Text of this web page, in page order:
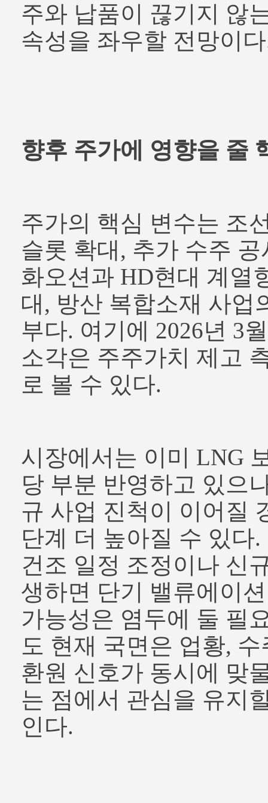
주와 납품이 끊기지 않
속성을 좌우할 전망이
향후 주가에 영향을 줄
주가의 핵심 변수는 조
슬롯 확대, 추가 수주
화오션과 HD현대 계열
대, 방산 복합소재 사업
부다. 여기에 2026년 3
소각은 주주가치 제고
로 볼 수 있다.
시장에서는 이미 LNG
당 부분 반영하고 있으
규 사업 진척이 이어질
단계 더 높아질 수 있다
건조 일정 조정이나 신
생하면 단기 밸류에이
가능성은 염두에 둘 필
도 현재 국면은 업황,
환원 신호가 동시에 맞
는 점에서 관심을 유지
인다.